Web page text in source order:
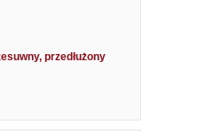
przedłużony